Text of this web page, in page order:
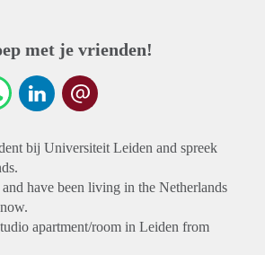
met je vrienden!
bij Universiteit Leiden and spreek
have been living in the Netherlands
apartment/room in Leiden from